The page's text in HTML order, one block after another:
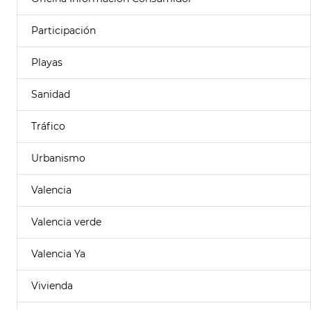
Participación
Playas
Sanidad
Tráfico
Urbanismo
Valencia
Valencia verde
Valencia Ya
Vivienda